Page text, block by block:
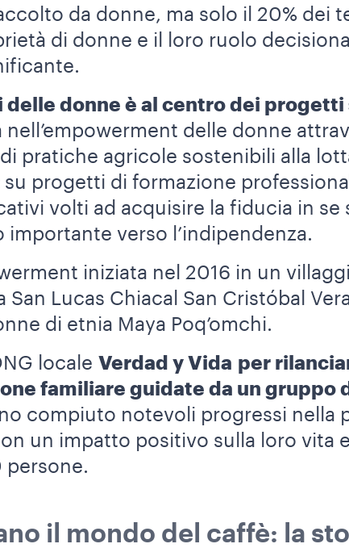
da donne, ma solo il 20% dei
di donne e il loro ruolo
delle donne è al centro dei
nell’empowerment delle donne
pratiche agricole sostenibili alla
progetti di formazione
volti ad acquisire la fiducia in se
verso l’indipendenza.
iniziata nel 2016 in un
Lucas Chiacal San Cristóbal
di etnia Maya Poq’omchi.
locale Verdad y Vida per
familiare guidate da un gruppo
compiuto notevoli progressi nella
un impatto positivo sulla loro vita
persone.
il mondo del caffè: la